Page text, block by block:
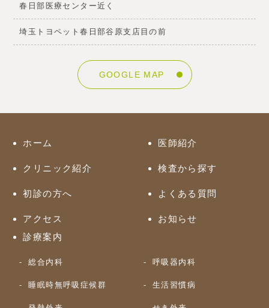
春日部医療センター近く
埼玉トヨペット春日部谷原支店目の前
GOOGLE MAP
ホーム 医師紹介
クリニック紹介 検査から探す
初診の方へ よくある質問
アクセス
お知らせ
診療案内
総合内科 呼吸器内科
睡眠時無呼吸症候群 生活習慣病